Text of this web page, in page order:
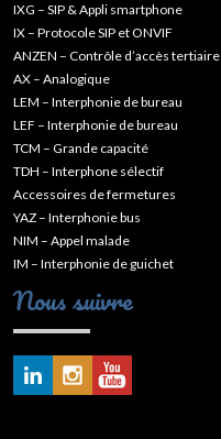
IXG – SIP & Appli smartphone
IX – Protocole SIP et ONVIF
ANZEN – Contrôle d’accès tertiaire
AX – Analogique
LEM – Interphonie de bureau
LEF – Interphonie de bureau
TCM – Grande capacité
TDH – Interphone sélectif
Accessoires de fermetures
YAZ – Interphonie bus
NIM – Appel malade
IM – Interphonie de guichet
Nous suivre